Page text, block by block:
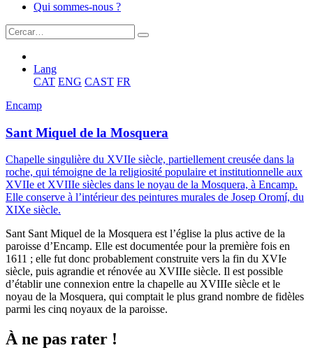
Qui sommes-nous ?
Lang
CAT ENG CAST FR
Encamp
Sant Miquel de la Mosquera
Chapelle singulière du XVIIe siècle, partiellement creusée dans la
roche, qui témoigne de la religiosité populaire et institutionnelle aux
XVIIe et XVIIIe siècles dans le noyau de la Mosquera, à Encamp.
Elle conserve à l’intérieur des peintures murales de Josep Oromí, du
XIXe siècle.
Sant Sant Miquel de la Mosquera est l’église la plus active de la
paroisse d’Encamp. Elle est documentée pour la première fois en
1611 ; elle fut donc probablement construite vers la fin du XVIe
siècle, puis agrandie et rénovée au XVIIIe siècle. Il est possible
d’établir une connexion entre la chapelle au XVIIIe siècle et le
noyau de la Mosquera, qui comptait le plus grand nombre de fidèles
parmi les cinq noyaux de la paroisse.
À ne pas rater !